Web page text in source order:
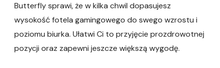
Butterfly sprawi, że w kilka chwil dopasujesz
wysokość fotela gamingowego do swego wzrostu i
poziomu biurka. Ułatwi Ci to przyjęcie prozdrowotnej
pozycji oraz zapewni jeszcze większą wygodę.